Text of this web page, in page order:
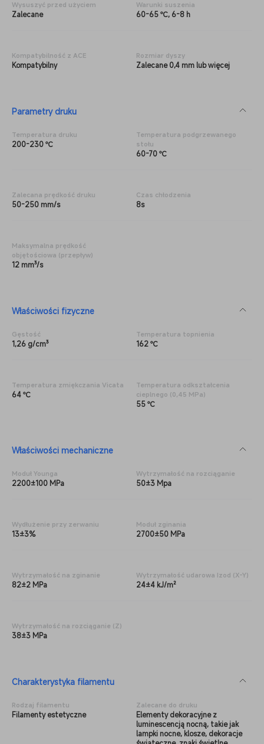
Wysuszyć przed użyciem
Zalecane
Warunki suszenia
60-65 ℃, 6-8 h
Kompatybilność z ACE
Kompatybilny
Rozmiar dyszy
Zalecane 0,4 mm lub więcej
Parametry druku
Temperatura druku
200-230 ℃
Temperatura podgrzewanego
stołu
60-70 ℃
Zalecana prędkość druku
50-250 mm/s
Czas chłodzenia
8s
Maksymalna prędkość
objętościowa (przepływ)
12 mm³/s
Właściwości fizyczne
Gęstość
1,26 g/cm³
Temperatura topnienia
162 ℃
Temperatura zmiękczania Vicata
64 ℃
Temperatura odkształcenia
cieplnego (0,45 MPa)
55 ℃
Właściwości mechaniczne
Moduł Younga
2200±100 MPa
Wytrzymałość na rozciąganie
50±3 Mpa
Wydłużenie przy zerwaniu
13±3%
Moduł zginania
2700±50 MPa
Wytrzymałość na zginanie
82±2 MPa
Wytrzymałość udarowa Izod (X-Y)
24±4 kJ/m²
Wytrzymałość na rozciąganie (Z)
38±3 MPa
Charakterystyka filamentu
Rodzaj filamentu
Filamenty estetyczne
Zalecane do druku
Elementy dekoracyjne z
luminescencją nocną, takie jak
lampki nocne, klosze, dekoracje